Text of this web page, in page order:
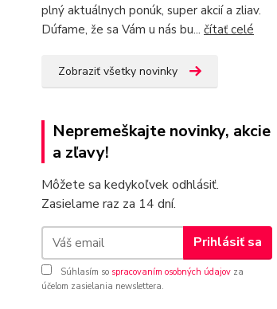
plný aktuálnych ponúk, super akcií a zliav.
Dúfame, že sa Vám u nás bu... čítať celé
Zobraziť všetky novinky
Nepremeškajte novinky, akcie
a zľavy!
Môžete sa kedykoľvek odhlásiť.
Zasielame raz za 14 dní.
Prihlásiť sa
Súhlasím so spracovaním osobných údajov za
účelom zasielania newslettera.